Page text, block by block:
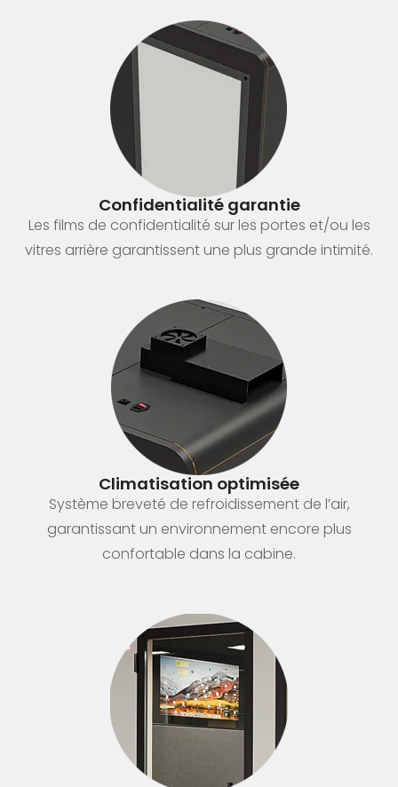
Confidentialité garantie
Les films de confidentialité sur les portes et/ou les
vitres arrière garantissent une plus grande intimité.
Climatisation optimisée
Système breveté de refroidissement de l’air,
garantissant un environnement encore plus
confortable dans la cabine.